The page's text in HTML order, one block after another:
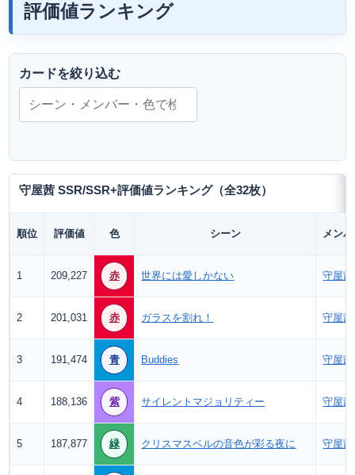
評価値ランキング
カードを絞り込む
守屋茜 SSR/SSR+評価値ランキング（全32枚）
順位 評価値 色 シーン メン
1 209,227 赤 世界には愛しかない 守屋茜
2 201,031 赤 ガラスを割れ！ 守屋茜
3 191,474 青 Buddies 守屋茜
4 188,136 紫 サイレントマジョリティー 守屋茜
5 187,877 緑 クリスマスベルの音色が彩る夜に 守屋茜